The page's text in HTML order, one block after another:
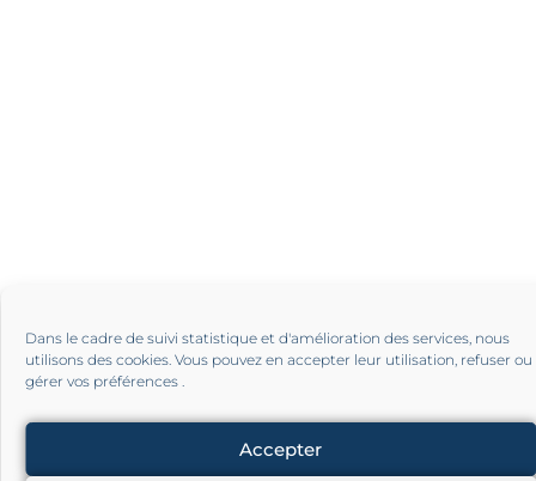
Dans le cadre de suivi statistique et d'amélioration des services, nous
utilisons des cookies. Vous pouvez en accepter leur utilisation, refuser ou
gérer vos préférences .
Accepter